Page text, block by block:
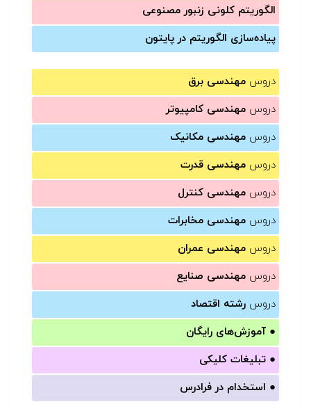
الگوریتم کلونی زنبور مصنوعی
پیاده‌سازی الگوریتم در پایتون
دروس مهندسی برق
دروس مهندسی کامپیوتر
دروس مهندسی مکانیک
دروس مهندسی قدرت
دروس مهندسی کنترل
دروس مهندسی مخابرات
دروس مهندسی عمران
دروس مهندسی صنایع
دروس رشته اقتصاد
● آموزش‌های رایگان
● تبلیغات کلیکی
● استخدام در فرادرس